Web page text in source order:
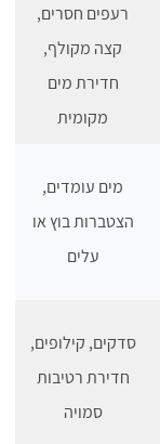
רעפים חסרים,
קצה מקולף,
חדירת מים
מקומית
מים עומדים,
הצטברות בוץ או
עלים
סדקים, קילופים,
חדירת רטיבות
סמויה